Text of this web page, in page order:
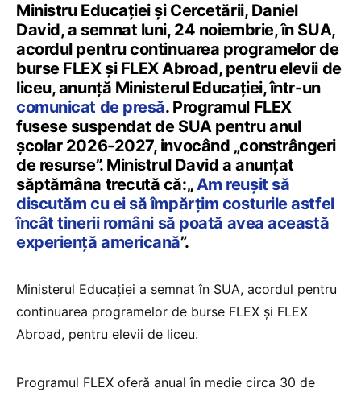
Ministru Educației și Cercetării, Daniel
David, a semnat luni, 24 noiembrie, în SUA,
acordul pentru continuarea programelor de
burse FLEX și FLEX Abroad, pentru elevii de
liceu, anunță Ministerul Educației, într-un
comunicat de presă. Programul FLEX
fusese suspendat de SUA pentru anul
școlar 2026-2027, invocând „constrângeri
de resurse”. Ministrul David a anunțat
săptămâna trecută că:„Am reușit să
discutăm cu ei să împărțim costurile astfel
încât tinerii români să poată avea această
experiență americană”.
Ministerul Educației a semnat în SUA, acordul pentru
continuarea programelor de burse FLEX și FLEX
Abroad, pentru elevii de liceu.
Programul FLEX oferă anual în medie circa 30 de